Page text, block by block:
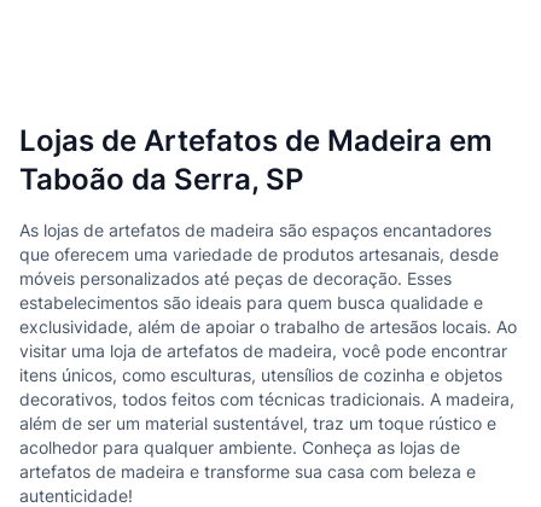
Lojas de Artefatos de Madeira em
Taboão da Serra, SP
As lojas de artefatos de madeira são espaços encantadores
que oferecem uma variedade de produtos artesanais, desde
móveis personalizados até peças de decoração. Esses
estabelecimentos são ideais para quem busca qualidade e
exclusividade, além de apoiar o trabalho de artesãos locais. Ao
visitar uma loja de artefatos de madeira, você pode encontrar
itens únicos, como esculturas, utensílios de cozinha e objetos
decorativos, todos feitos com técnicas tradicionais. A madeira,
além de ser um material sustentável, traz um toque rústico e
acolhedor para qualquer ambiente. Conheça as lojas de
artefatos de madeira e transforme sua casa com beleza e
autenticidade!